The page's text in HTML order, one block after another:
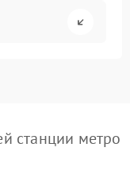
станции метро